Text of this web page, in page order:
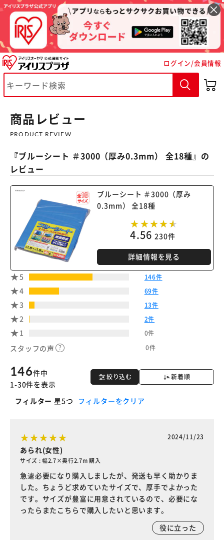
ログイン/会員情報
商品レビュー
PRODUCT REVIEW
『ブルーシート ＃3000（厚み0.3mm） 全18種』の
レビュー
ブルーシート ＃3000（厚み
0.3mm） 全18種
4.56 230件
詳細情報を見る
5 146件
4 69件
3 13件
2 2件
1 0件
スタッフの声 0件
絞り込む 新着順
146件中
1-30件を表示
フィルター 星5つ フィルターをクリア
2024/11/23
あられ(女性)
サイズ : 幅2.7×奥行2.7m 購入
急遽必要になり購入しましたが、発送も早く助かりま
した。ちょうど求めていたサイズで、厚手でよかった
です。サイズが豊富に用意されているので、必要にな
ったらまたこちらで購入したいと思います。
役に立った
※ご確認ください
カートに入れる 購入手続きへ